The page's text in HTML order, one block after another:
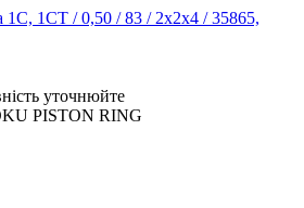
1C, 1CT / 0,50 / 83 / 2x2x4 / 35865,
уточнюйте
PISTON RING